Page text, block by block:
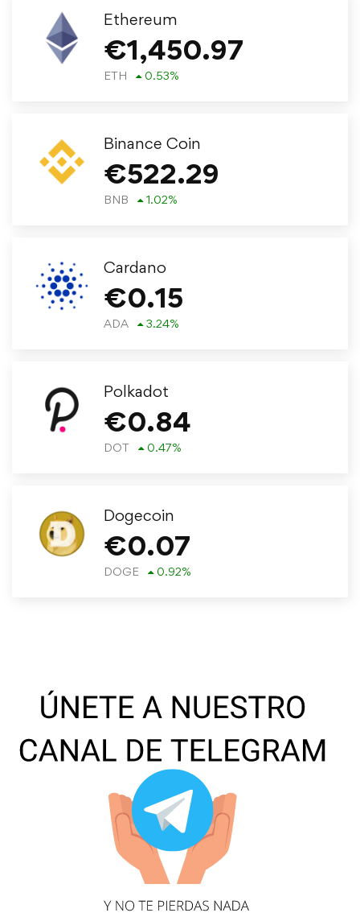
Ethereum
€1,450.97
ETH 0.53%
Binance Coin
€522.29
BNB 1.02%
Cardano
€0.15
ADA 3.24%
Polkadot
€0.84
DOT 0.47%
Dogecoin
€0.07
DOGE 0.92%